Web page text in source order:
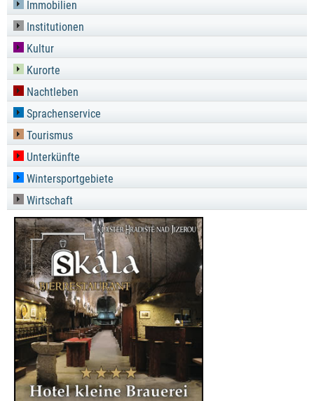
Immobilien
Institutionen
Kultur
Kurorte
Nachtleben
Sprachenservice
Tourismus
Unterkünfte
Wintersportgebiete
Wirtschaft